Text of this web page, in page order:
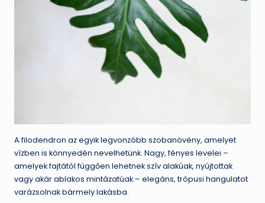
A filodendron az egyik legvonzóbb szobanövény, amelyet
vízben is könnyedén nevelhetünk. Nagy, fényes levelei –
amelyek fajtától függően lehetnek szív alakúak, nyújtottak
vagy akár ablakos mintázatúak – elegáns, trópusi hangulatot
varázsolnak bármely lakásba.